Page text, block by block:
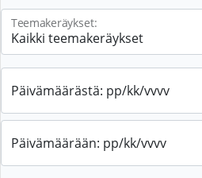
Teemakeräykset:
Päivämäärästä: pp/kk/vvvv
Päivämäärään: pp/kk/vvvv